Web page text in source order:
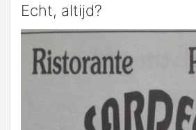
Echt, altijd?